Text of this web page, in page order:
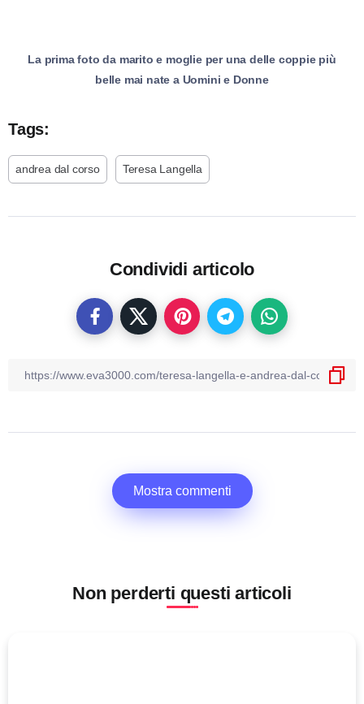
La prima foto da marito e moglie per una delle coppie più
belle mai nate a Uomini e Donne
Tags:
andrea dal corso Teresa Langella
Condividi articolo
Mostra commenti
Non perderti questi articoli